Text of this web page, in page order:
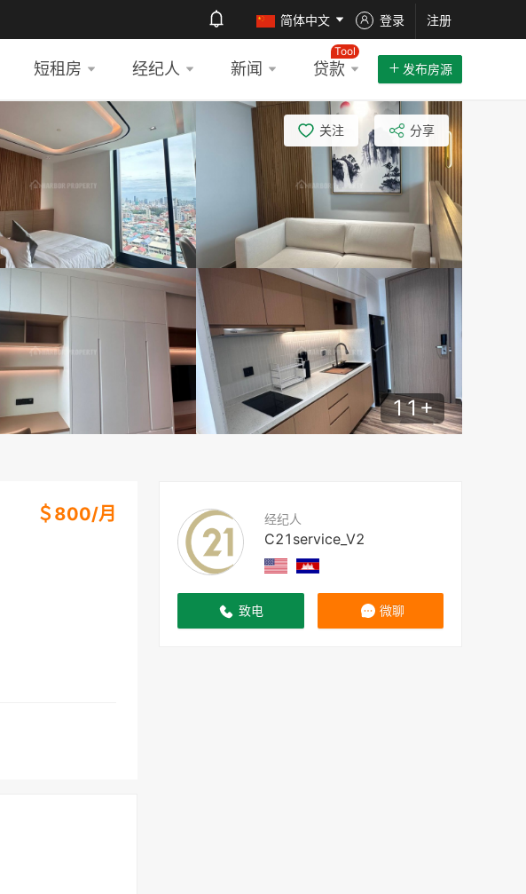
简体中文 登录 注册
短租房 经纪人 新闻 贷款
Tool
发布房源
11+
关注 分享
经纪人
C21service_V2
致电 微聊
＄ 800/月